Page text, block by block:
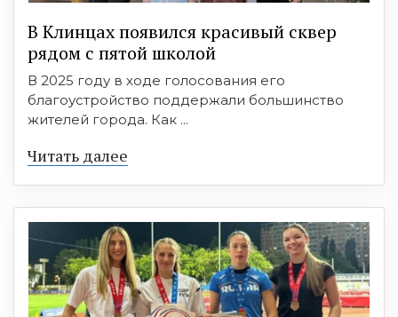
В Клинцах появился красивый сквер
рядом с пятой школой
В 2025 году в ходе голосования его
благоустройство поддержали большинство
жителей города. Как ...
Читать далее